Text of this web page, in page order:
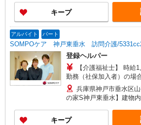
がい向上手当、日祝手当
当（月平均5回分）等、毎
当を含みます。 ※介護福
分〜） ◎賞与 基本給
キープ
アルバイト パート
SOMPOケア 神戸東垂水 訪問介護/
登録ヘルパー
【介護福祉士】 時給1,595円 ◎週20時間以上
勤務（社保加入者）の場合は
夜間（〜8:00、18:00〜
祝日：時給1,895円〜 【実務者研修・初任者研修
（ヘルパー1級・2級）】 時給1,515円 ◎週20時間
以上勤務（社保加入者）
早朝夜間（〜8:00、18:00
兵庫県神戸市垂水区
の家S神戸東垂水】建物内
キープ